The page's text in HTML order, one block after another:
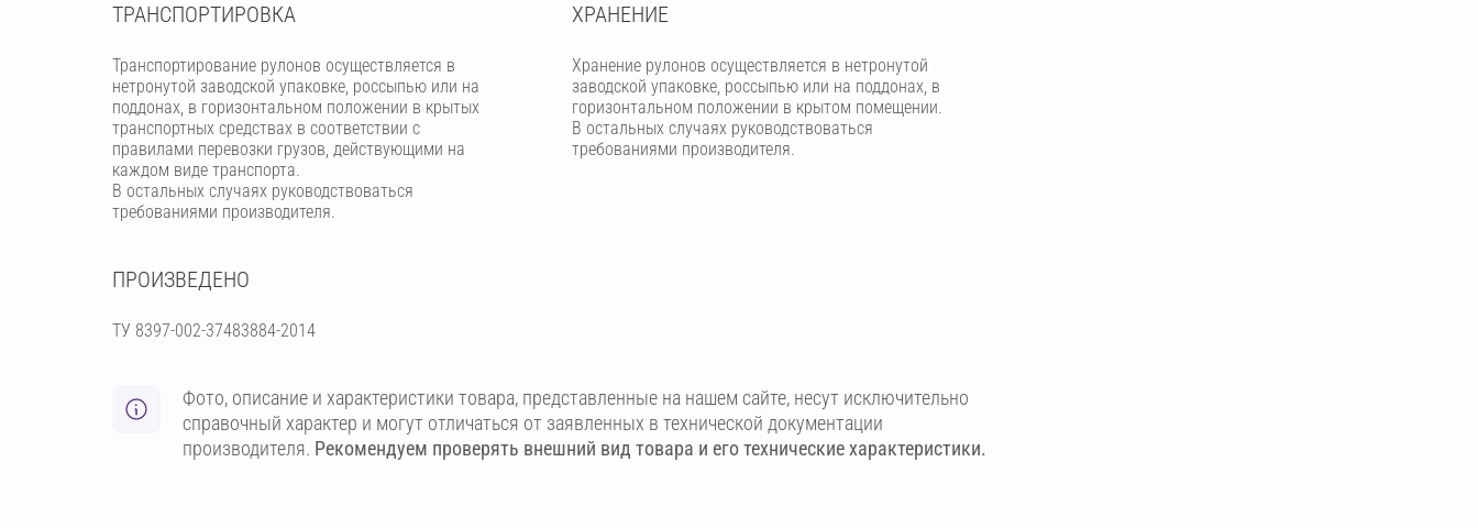
ТРАНСПОРТИРОВКА
Транспортирование рулонов осуществляется в
нетронутой заводской упаковке, россыпью или на
поддонах, в горизонтальном положении в крытых
транспортных средствах в соответствии с
правилами перевозки грузов, действующими на
каждом виде транспорта.
В остальных случаях руководствоваться
требованиями производителя.
ХРАНЕНИЕ
Хранение рулонов осуществляется в нетронутой
заводской упаковке, россыпью или на поддонах, в
горизонтальном положении в крытом помещении.
В остальных случаях руководствоваться
требованиями производителя.
ПРОИЗВЕДЕНО
ТУ 8397-002-37483884-2014
Фото, описание и характеристики товара, представленные на нашем сайте, несут исключительно
справочный характер и могут отличаться от заявленных в технической документации
производителя. Рекомендуем проверять внешний вид товара и его технические характеристики.